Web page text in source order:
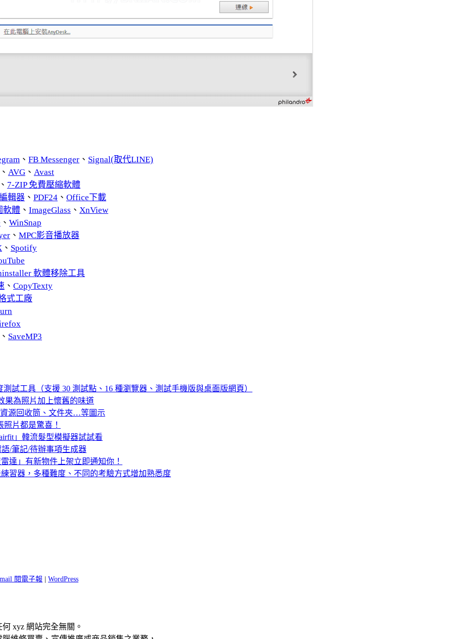
、 FB Messenger、 Signal(取代LINE)
AVG、 Avast
7-ZIP 免費壓縮軟體
輯器、 PDF24、 Office下載
軟體、 ImageGlass 、 XnView
、 WinSnap
、 MPC影音播放器
、 Spotify
軟體移除工具
、 CopyTexty
式工廠
、 SaveMP3
測試工具（支援 30 測試點、16 種瀏覽器、測試手機版與桌面版網頁）
果為照片加上懷舊的味道
源回收筒、文件夾…等圖示
照片都是驚喜！
」韓流髮型模擬器試試看
語/筆記/待辦事項生成器
達」有新物件上架立即通知你！
練習器，多種難度、不同的考驗方式增加熟悉度
閱電子報
WordPress
xyz 網站完全無關。